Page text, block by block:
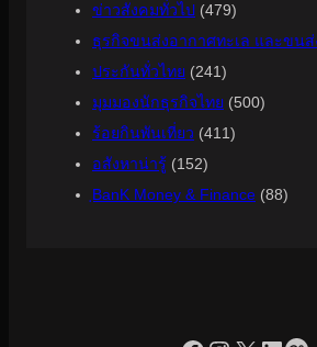
ข่าวสังคมทั่วไป (479)
ธุรกิจขนส่งอากาศทะเล และขนส่
ประกันทั่วไทย (241)
มุมมองนักธุรกิจไทย (500)
ร้อยกินพันเที่ยว (411)
อสังหาน่ารู้ (152)
ฺBanK Money & Finance (88)